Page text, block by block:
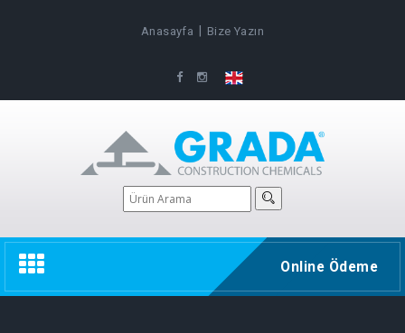
Anasayfa Bize Yazın
Toggle
navigation
Online Ödeme